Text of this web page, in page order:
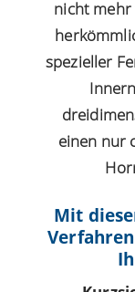
nicht mehr
spezieller
einen nur
Mit